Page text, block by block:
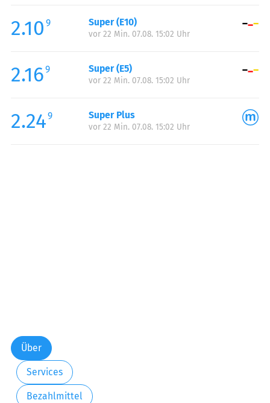
Samstag:
07:00-21:00
Sonntag:
2.10 9 Super (E10)
vor 22 Min. 07.08. 15:02 Uhr
2.169 Super (E5)
vor 22 Min. 07.08. 15:02 Uhr
2.249 Super Plus
vor 22 Min. 07.08. 15:02 Uhr
Über
Services
Bezahlmittel